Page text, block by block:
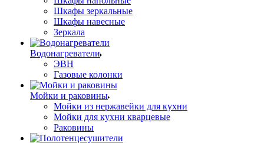
Шкафы зеркальные
Шкафы навесные
Зеркала
Водонагреватели
ЭВН
Газовые колонки
Мойки и раковины
Мойки из нержавейки для кухни
Мойки для кухни кварцевые
Раковины